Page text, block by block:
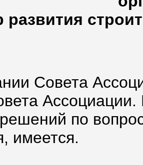
развития
Совета
по
имеется.